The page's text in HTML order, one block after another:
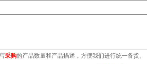
采购的产品数量和产品描述，方便我们进行统一备货。